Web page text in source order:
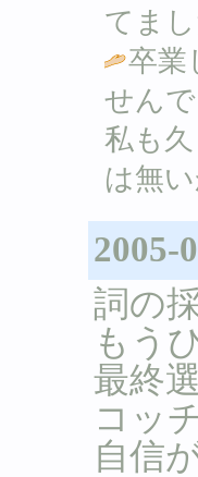
てま
卒業
せん
私も
は無
詞の
もう
最終
コッ
自信